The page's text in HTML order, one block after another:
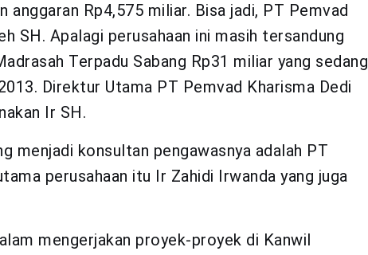
Rp4,575 miliar. Bisa jadi, PT Pemvad
SH. Apalagi perusahaan ini masih tersandung
Terpadu Sabang Rp31 miliar yang sedang
Direktur Utama PT Pemvad Kharisma Dedi
Ir SH.
menjadi konsultan pengawasnya adalah PT
perusahaan itu Ir Zahidi Irwanda yang juga
mengerjakan proyek-proyek di Kanwil